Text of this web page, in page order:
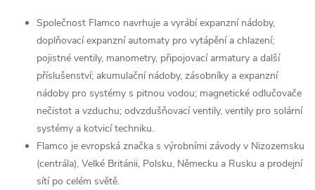
Společnost Flamco navrhuje a vyrábí expanzní nádoby,
doplňovací expanzní automaty pro vytápění a chlazení;
pojistné ventily, manometry, připojovací armatury a další
příslušenství; akumulační nádoby, zásobníky a expanzní
nádoby pro systémy s pitnou vodou; magnetické odlučovače
nečistot a vzduchu; odvzdušňovací ventily, ventily pro solární
systémy a kotvicí techniku.
Flamco je evropská značka s výrobními závody v Nizozemsku
(centrála), Velké Británii, Polsku, Německu a Rusku a prodejní
sítí po celém světě.